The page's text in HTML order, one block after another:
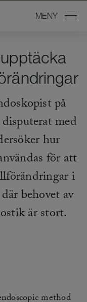
MENY
på
med
hur
för att
i
behovet av
är stort.